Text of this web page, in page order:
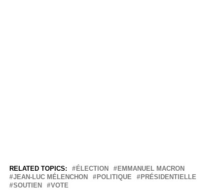
RELATED TOPICS: ÉLECTION
EMMANUEL MACRON
JEAN-LUC MÉLENCHON
POLITIQUE
PRÉSIDENTIELLE
SOUTIEN
VOTE